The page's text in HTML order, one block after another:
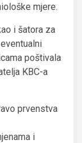
mjere.
i šatora za
poštivala
KBC-a
prvenstva
i